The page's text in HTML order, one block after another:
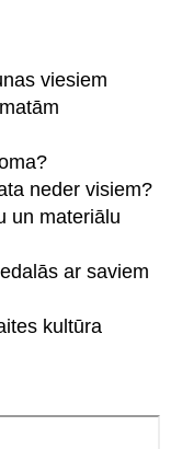
viesiem
neder visiem?
un materiālu
ar saviem
kultūra